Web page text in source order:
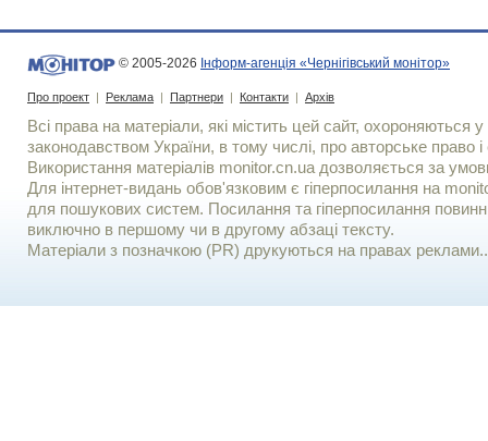
© 2005-2026 Інформ-агенція «Чернігівський монітор»
Про проект | Реклама | Партнери | Контакти | Архів
Всі права на матеріали, які містить цей сайт, охороняються у
законодавством України, в тому числі, про авторське право і
Використання матерiалiв monitor.cn.ua дозволяється за
Для iнтернет-видань обов'язковим є гiперпосилання на
для пошукових систем. Посилання та гіперпосилання
виключно в першому чи в другому абзаці тексту.
Матеріали з позначкою (PR) друкуються на правах реклами..